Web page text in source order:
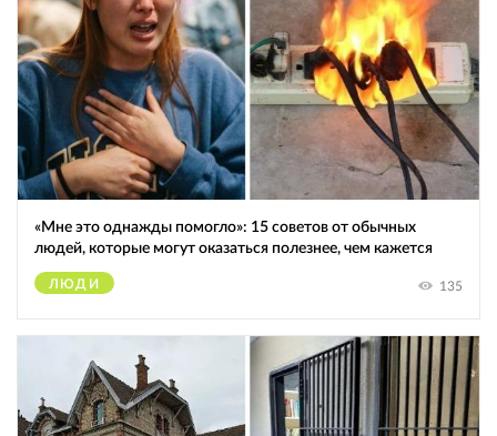
«Мне это однажды помогло»: 15 советов от обычных
людей, которые могут оказаться полезнее, чем кажется
ЛЮДИ 135